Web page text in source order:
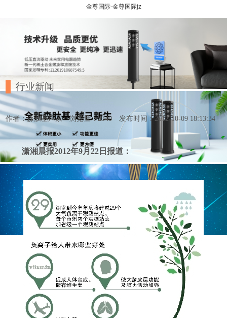
金尊国际-金尊国际jz
行业新闻
作者：森肽基厂家 浏览量：2340 发布时间：2012-10-09 18:13:34
潇湘晨报2012年9月22日报道：